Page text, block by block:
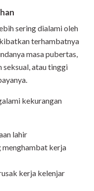
sering dialami oleh
terhambatnya
masa pubertas,
atau tinggi
kekurangan
lahir
menghambat kerja
kerja kelenjar